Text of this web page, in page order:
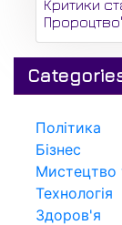
Критики
Політика
Бізнес
Мистецтво
Технологія
Здоров'я